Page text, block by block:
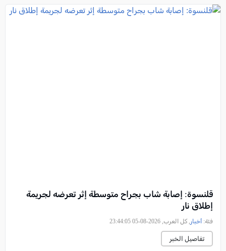
قلنسوة: إصابة شاب بجراح متوسطة إثر تعرضه لجريمة
إطلاق نار
فئة: أخبار , كل العرب, 2026-08-05 23:44:05
تفاصيل الخبر